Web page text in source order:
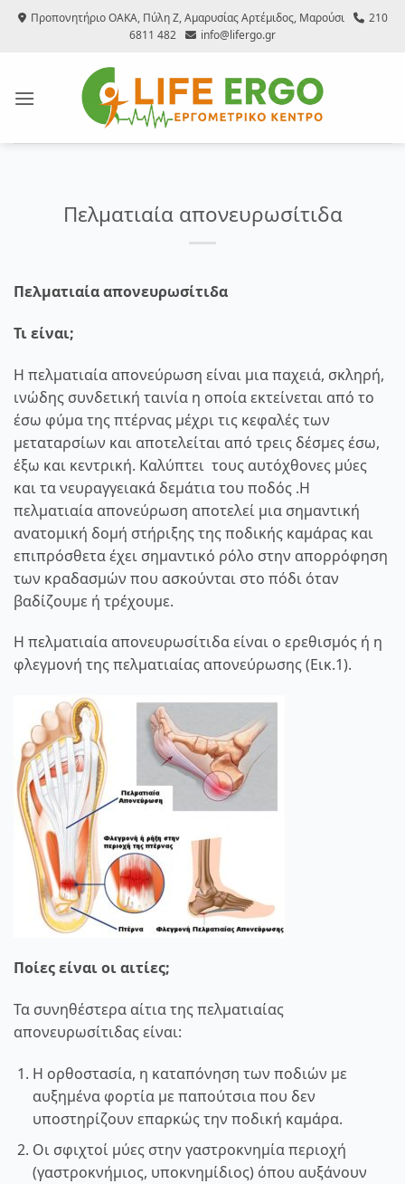
ΜετάβασηΠροπονητήριο ΟΑΚΑ, Πύλη Ζ, Αμαρυσίας Αρτέμιδος, Μαρούσι
210
6811 482
info@lifergo.gr
Πελματιαία απονευρωσίτιδα
Πελματιαία απονευρωσίτιδα
Τι είναι;
Η πελματιαία απονεύρωση είναι μια παχειά, σκληρή,
ινώδης συνδετική ταινία η οποία εκτείνεται από το
έσω φύμα της πτέρνας μέχρι τις κεφαλές των
μεταταρσίων και αποτελείται από τρεις δέσμες έσω,
έξω και κεντρική. Καλύπτει τους αυτόχθονες μύες
και τα νευραγγειακά δεμάτια του ποδός .Η
πελματιαία απονεύρωση αποτελεί μια σημαντική
ανατομική δομή στήριξης της ποδικής καμάρας και
επιπρόσθετα έχει σημαντικό ρόλο στην απορρόφηση
των κραδασμών που ασκούνται στο πόδι όταν
βαδίζουμε ή τρέχουμε.
Η πελματιαία απονευρωσίτιδα είναι ο ερεθισμός ή η
φλεγμονή της πελματιαίας απονεύρωσης (Εικ.1).
Ποίες είναι οι αιτίες;
Τα συνηθέστερα αίτια της πελματιαίας
απονευρωσίτιδας είναι:
Η ορθοστασία, η καταπόνηση των ποδιών με
αυξημένα φορτία με παπούτσια που δεν
υποστηρίζουν επαρκώς την ποδική καμάρα.
Οι σφιχτοί μύες στην γαστροκνημία περιοχή
(γαστροκνήμιος, υποκνημίδιος) όπου αυξάνουν